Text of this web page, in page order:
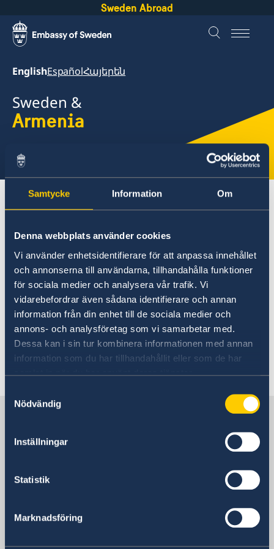
Samtycke Information Om
Denna webbplats använder cookies
Vi använder enhetsidentifierare för att anpassa innehållet
och annonserna till användarna, tillhandahålla funktioner
för sociala medier och analysera vår trafik. Vi
vidarebefordrar även sådana identifierare och annan
information från din enhet till de sociala medier och
annons- och analysföretag som vi samarbetar med.
Dessa kan i sin tur kombinera informationen med annan
information som du har tillhandahållit eller som de har
samlat in när du har använt deras tjänster.
Nödvändig
Inställningar
Statistik
Marknadsföring
Sweden Abroad
EnglishEspañolՀայերեն
Sweden &
Armenia
Select
here
About Sweden Armenia Going to Sweden?
Armenia
Going to Sweden?
Visiting Sweden
Moving to someone in Sweden
Apply for a residence permit
Working in Sweden
Studying in Sweden
Swedish customs regulations
Development and aid
Going to Sweden
Here you will find more information
about visas to Sweden, moving or
travelling to Sweden, and working and
studying in Sweden.
Sweden in Armenia